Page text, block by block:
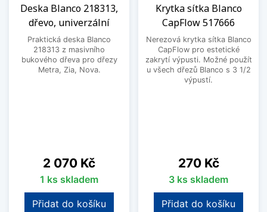
Deska Blanco 218313,
dřevo, univerzální
Praktická deska Blanco
218313 z masivního
bukového dřeva pro dřezy
Metra, Zia, Nova.
Cena
2 070 Kč
1 ks skladem
Přidat do košíku
Krytka sítka Blanco
CapFlow 517666
Nerezová krytka sítka Blanco
CapFlow pro estetické
zakrytí výpusti. Možné použít
u všech dřezů Blanco s 3 1/2
výpustí.
Cena
270 Kč
3 ks skladem
Přidat do košíku